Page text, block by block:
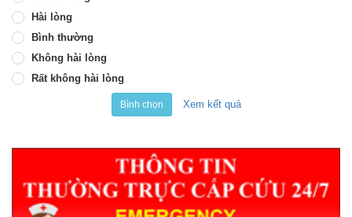
Hài lòng
Bình thường
Không hài lòng
Rất không hài lòng
Bình chọn Xem kết quả